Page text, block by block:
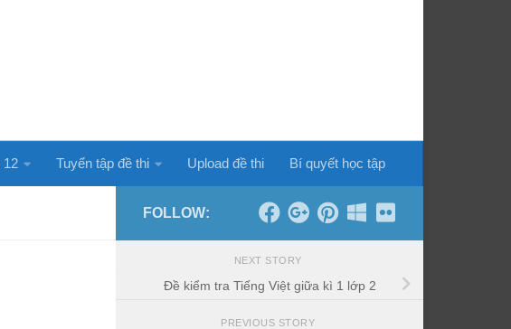
12 Tuyển tập đề thi Upload đề thi Bí quyết học tập
FOLLOW:
NEXT STORY
Đề kiểm tra Tiếng Việt giữa kì 1 lớp 2
PREVIOUS STORY